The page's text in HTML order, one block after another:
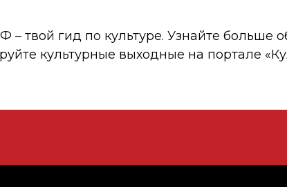
– твой гид по культуре. Узнайте больше
культурные выходные на портале